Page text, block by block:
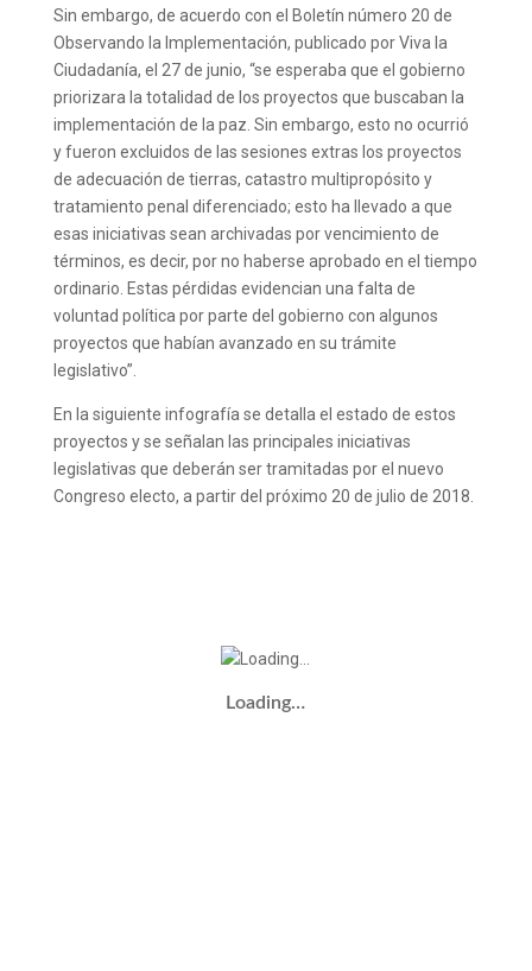
Sin embargo, de acuerdo con el Boletín número 20 de
Observando la Implementación, publicado por Viva la
Ciudadanía, el 27 de junio, “se esperaba que el gobierno
priorizara la totalidad de los proyectos que buscaban la
implementación de la paz. Sin embargo, esto no ocurrió
y fueron excluidos de las sesiones extras los proyectos
de adecuación de tierras, catastro multipropósito y
tratamiento penal diferenciado; esto ha llevado a que
esas iniciativas sean archivadas por vencimiento de
términos, es decir, por no haberse aprobado en el tiempo
ordinario. Estas pérdidas evidencian una falta de
voluntad política por parte del gobierno con algunos
proyectos que habían avanzado en su trámite
legislativo”.
En la siguiente infografía se detalla el estado de estos
proyectos y se señalan las principales iniciativas
legislativas que deberán ser tramitadas por el nuevo
Congreso electo, a partir del próximo 20 de julio de 2018.
Loading…